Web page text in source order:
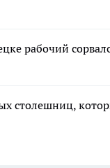
рабочий
столешниц,